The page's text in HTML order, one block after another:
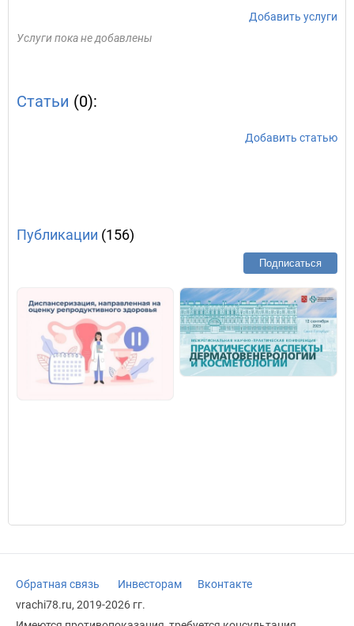
Добавить услуги
Услуги пока не добавлены
Статьи (0):
Добавить статью
Публикации (156)
Подписаться
Обратная связь Инвесторам
Вконтакте
vrachi78.ru, 2019-2026 гг.